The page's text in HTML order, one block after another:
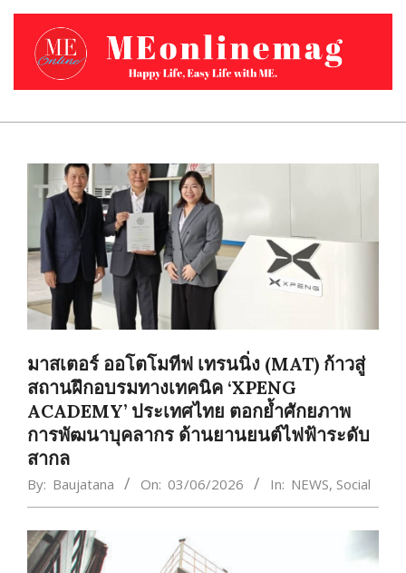
Skip
content
Primary
มาสเตอร์ ออโตโมทีฟ เทรนนิ่ง (MAT) ก้าวสู่
สถานฝึกอบรมทางเทคนิค ‘XPENG
ACADEMY’ ประเทศไทย ตอกย้ำศักยภาพ
การพัฒนาบุคลากร ด้านยานยนต์ไฟฟ้าระดับ
สากล
By: Baujatana On: 03/06/2026 In: NEWS, Social